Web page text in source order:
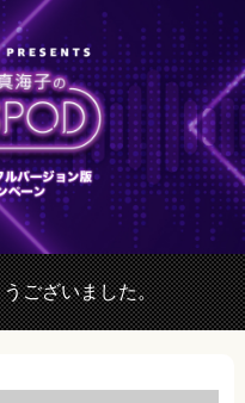
ございました。